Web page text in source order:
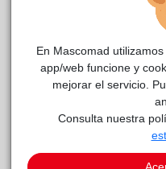
Sol
En Mascomad
app/web funcione y
mejorar el servicio.
Consulta nuestra